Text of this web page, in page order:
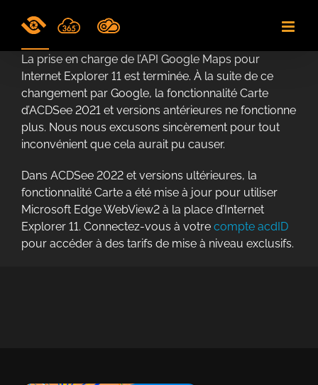
La prise en charge de l’API Google Maps pour
Internet Explorer 11 est terminée. À la suite de ce
changement par Google, la fonctionnalité Carte
d’ACDSee 2021 et versions antérieures ne fonctionne
plus. Nous nous excusons sincèrement pour tout
inconvénient que cela aurait pu causer.
Dans ACDSee 2022 et versions ultérieures, la
fonctionnalité Carte a été mise à jour pour utiliser
Microsoft Edge WebView2 à la place d’Internet
Explorer 11. Connectez-vous à votre compte acdID
pour accéder à des tarifs de mise à niveau exclusifs.